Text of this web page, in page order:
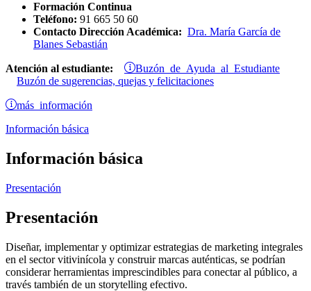
Formación Continua
Teléfono: 91 665 50 60
Contacto Dirección Académica: Dra. María García de
Blanes Sebastián
Atención al estudiante: Buzón de Ayuda al Estudiante
Buzón de sugerencias, quejas y felicitaciones
más información
Información básica
Información básica
Presentación
Presentación
Diseñar, implementar y optimizar estrategias de marketing integrales
en el sector vitivinícola y construir marcas auténticas, se podrían
considerar herramientas imprescindibles para conectar al público, a
través también de un storytelling efectivo.